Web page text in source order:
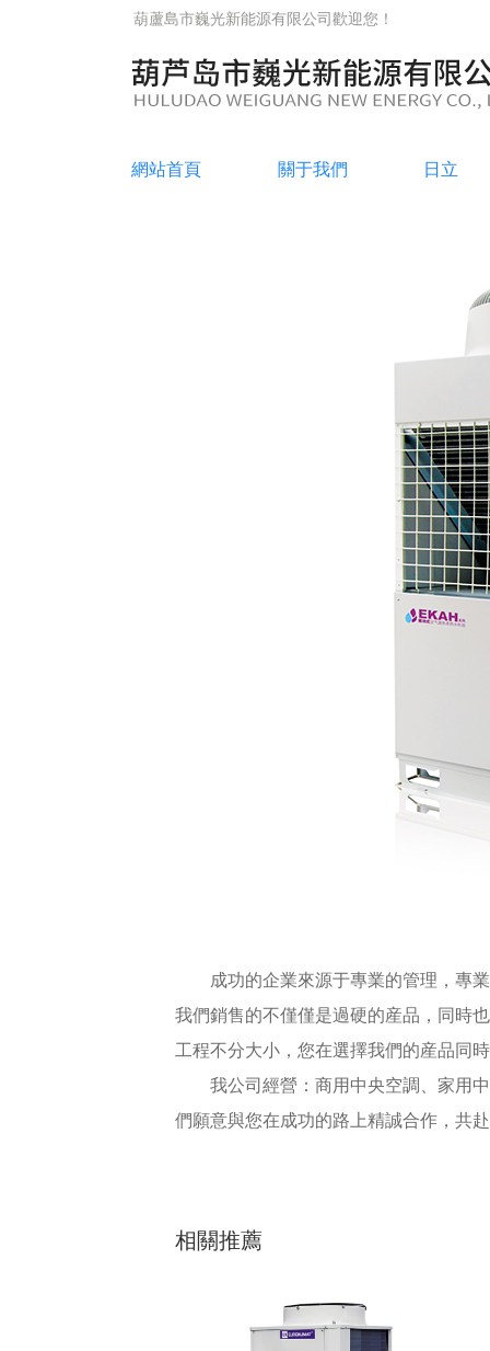
葫蘆島市巍光新能源有限公司歡迎您！
網站首頁 關于我們 日立
成功的企業來源于專業的管理，專業
我們銷售的不僅僅是過硬的産品，同時
工程不分大小，您在選擇我們的産品同
我公司經營：商用中央空調、家用中
們願意與您在成功的路上精誠合作，共
相關推薦